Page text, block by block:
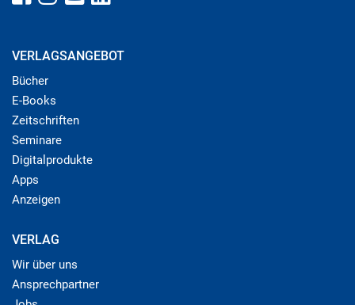
VERLAGSANGEBOT
Bücher
E-Books
Zeitschriften
Seminare
Digitalprodukte
Apps
Anzeigen
VERLAG
Wir über uns
Ansprechpartner